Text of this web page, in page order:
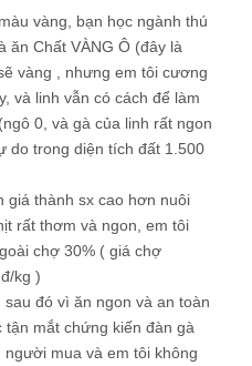
vàng, bạn học ngành thú
ăn Chất VÀNG Ô (đây là
vàng , nhưng em tôi cương
và linh vẫn có cách để làm
0, và gà của linh rất ngon
do trong diện tích đất 1.500
giá thành sx cao hơn nuôi
rất thơm và ngon, em tôi
chợ 30% ( giá chợ
kg )
đó vì ăn ngon và an toàn
mắt chứng kiến đàn gà
mua và em tôi không